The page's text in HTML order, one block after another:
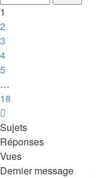
18
1
2
3
4
5
…
18
Sujets
Réponses
Vues
Dernier message